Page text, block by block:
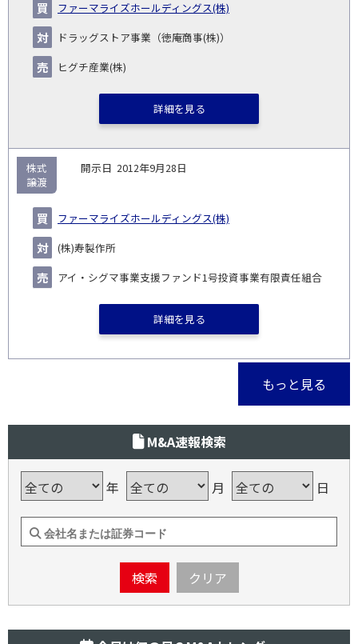
ファーマライズホールディングス(株)
ドラッグストア事業（徳庵商事(株)）
ヒグチ産業(株)
詳細を見る
2012年9月28日
ファーマライズホールディングス(株)
(株)寿製作所
アイ・シグマ事業支援ファンド1号投資事業有限責任組合
株式
譲渡
詳細を見る
もっと見る
M&A速報検索
年 月 日
検索 クリア